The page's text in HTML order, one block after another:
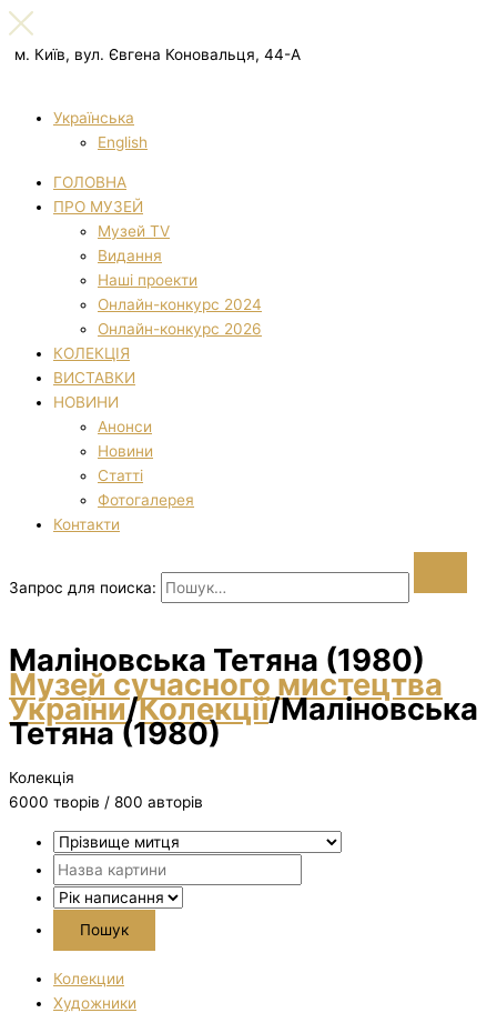
м. Київ, вул. Євгена Коновальця, 44-А
Українська
English
ГОЛОВНА
ПРО МУЗЕЙ
Музей TV
Видання
Наші проекти
Онлайн-конкурс 2024
Онлайн-конкурс 2026
КОЛЕКЦІЯ
ВИСТАВКИ
НОВИНИ
Анонси
Новини
Статті
Фотогалерея
Контакти
Запрос для поиска:
Маліновська Тетяна (1980)
Музей сучасного мистецтва
України/Колекції/Маліновська
Тетяна (1980)
Колекція
6000 творiв / 800 авторів
Колекции
Художники